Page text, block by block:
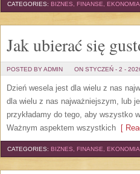
CATEGORIES: BIZNES, FINANSE, EKONOMIA
Jak ubierać się
POSTED BY ADMIN ON STYCZEŃ - 2 -
Dzień wesela jest dla wielu z nas
dla wielu z nas najważniejszym, lub
przykładamy do tego, aby wszystko
Ważnym aspektem wszystkich [
CATEGORIES: BIZNES, FINANSE, EKONOMIA